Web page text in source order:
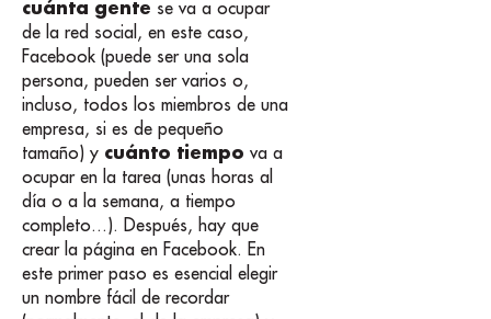
cuánta gente se va a ocupar
de la red social, en este caso,
Facebook (puede ser una sola
persona, pueden ser varios o,
incluso, todos los miembros de una
empresa, si es de pequeño
tamaño) y cuánto tiempo va a
ocupar en la tarea (unas horas al
día o a la semana, a tiempo
completo...). Después, hay que
crear la página en Facebook. En
este primer paso es esencial elegir
un nombre fácil de recordar